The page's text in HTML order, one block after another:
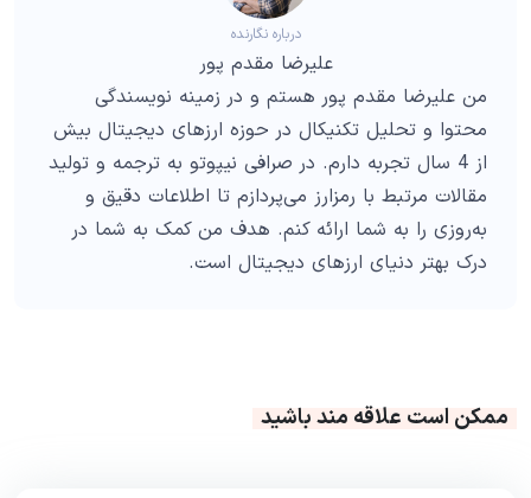
درباره نگارنده
علیرضا مقدم پور
من علیرضا مقدم پور هستم و در زمینه نویسندگی
محتوا و تحلیل تکنیکال در حوزه ارزهای دیجیتال بیش
از 4 سال تجربه دارم. در صرافی نیپوتو به ترجمه و تولید
مقالات مرتبط با رمزارز می‌پردازم تا اطلاعات دقیق و
به‌روزی را به شما ارائه کنم. هدف من کمک به شما در
درک بهتر دنیای ارزهای دیجیتال است.
ممکن است علاقه مند باشید